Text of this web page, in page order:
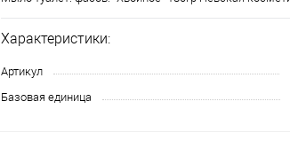
Характеристики:
Артикул
Базовая единица